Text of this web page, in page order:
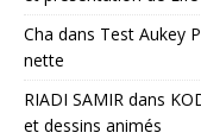
Cha dans Test Aukey
nette
RIADI SAMIR dans
et dessins animés